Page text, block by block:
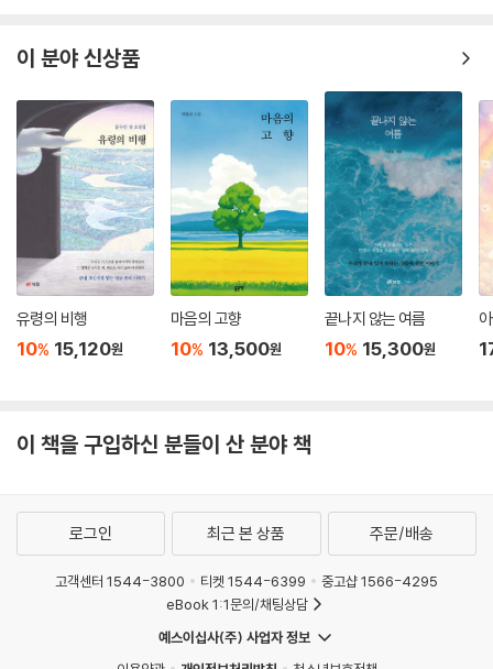
이 분야 신상품
유령의 비행
10% 15,120원
마음의 고향
10% 13,500원
끝나지 않는 여름
10% 15,300원
이 책을 구입하신 분들이 산 분야 책
로그인 최근 본 상품 주문/배송
고객센터 1544-3800 티켓 1544-6399
중고샵 1566-4295
eBook 1:1문의/채팅상담
예스이십사(주) 사업자 정보